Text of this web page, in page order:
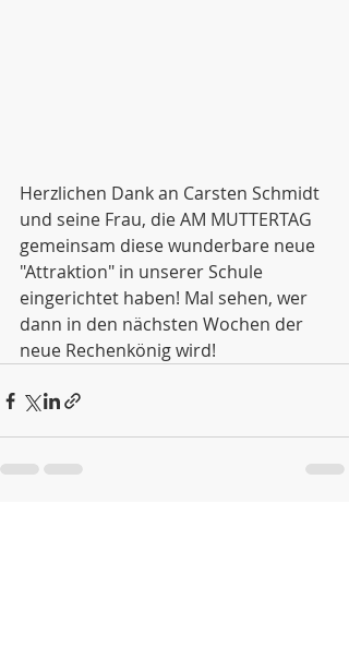
Herzlichen Dank an Carsten Schmidt
und seine Frau, die AM MUTTERTAG
gemeinsam diese wunderbare neue
"Attraktion" in unserer Schule
eingerichtet haben! Mal sehen, wer
dann in den nächsten Wochen der
neue Rechenkönig wird!